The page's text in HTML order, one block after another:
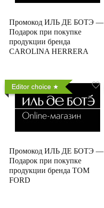
Промокод ИЛЬ ДЕ БОТЭ —
Подарок при покупке
продукции бренда
CAROLINA HERRERA
Editor choice
Промокод ИЛЬ ДЕ БОТЭ —
Подарок при покупке
продукции бренда TOM
FORD